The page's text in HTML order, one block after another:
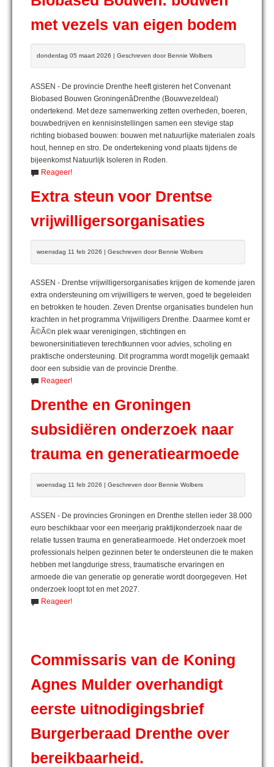
met vezels van eigen bodem
donderdag 05 maart 2026 | Geschreven door Bennie Wolbers
ASSEN - De provincie Drenthe heeft gisteren het Convenant
Biobased Bouwen GroningenâDrenthe (Bouwvezeldeal)
ondertekend. Met deze samenwerking zetten overheden, boeren,
bouwbedrijven en kennisinstellingen samen een stevige stap
richting biobased bouwen: bouwen met natuurlijke materialen zoals
hout, hennep en stro. De ondertekening vond plaats tijdens de
bijeenkomst Natuurlijk Isoleren in Roden.
Reageer!
Extra steun voor Drentse
vrijwilligersorganisaties
woensdag 11 feb 2026 | Geschreven door Bennie Wolbers
ASSEN - Drentse vrijwilligersorganisaties krijgen de komende jaren
extra ondersteuning om vrijwilligers te werven, goed te begeleiden
en betrokken te houden. Zeven Drentse organisaties bundelen hun
krachten in het programma Vrijwilligers Drenthe. Daarmee komt er
Ã©Ã©n plek waar verenigingen, stichtingen en
bewonersinitiatieven terechtkunnen voor advies, scholing en
praktische ondersteuning. Dit programma wordt mogelijk gemaakt
door een subsidie van de provincie Drenthe.
Reageer!
Drenthe en Groningen
subsidiëren onderzoek naar
trauma en generatiearmoede
woensdag 11 feb 2026 | Geschreven door Bennie Wolbers
ASSEN - De provincies Groningen en Drenthe stellen ieder 38.000
euro beschikbaar voor een meerjarig praktijkonderzoek naar de
relatie tussen trauma en generatiearmoede. Het onderzoek moet
professionals helpen gezinnen beter te ondersteunen die te maken
hebben met langdurige stress, traumatische ervaringen en
armoede die van generatie op generatie wordt doorgegeven. Het
onderzoek loopt tot en met 2027.
Reageer!
Commissaris van de Koning
Agnes Mulder overhandigt
eerste uitnodigingsbrief
Burgerberaad Drenthe over
bereikbaarheid.